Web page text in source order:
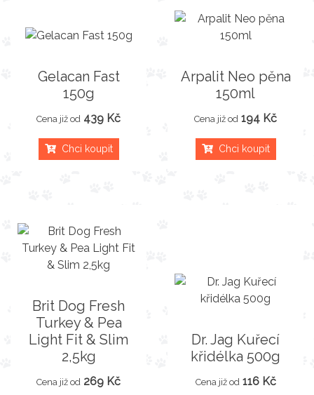
Gelacan Fast
150g
Cena již od 439 Kč
Chci koupit
Arpalit Neo pěna
150ml
Cena již od 194 Kč
Chci koupit
Brit Dog Fresh
Turkey & Pea
Light Fit & Slim
2,5kg
Cena již od 269 Kč
Dr. Jag Kuřecí
křidélka 500g
Cena již od 116 Kč